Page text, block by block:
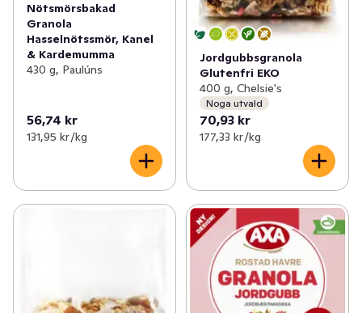
Nötsmörsbakad
Granola
Hasselnötssmör, Kanel
& Kardemumma
430 g, Paulúns
56,74 kr
131,95 kr /kg
Jordgubbsgranola
Glutenfri EKO
400 g, Chelsie's
Noga utvald
70,93 kr
177,33 kr /kg